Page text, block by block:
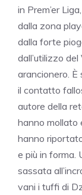
in Prem’er
dalla zona
dalla forte
dall’utilizzo
arancionero.
il contatto
autore della
hanno mollato
hanno
e più in forma.
sassata
vani i tuffi di